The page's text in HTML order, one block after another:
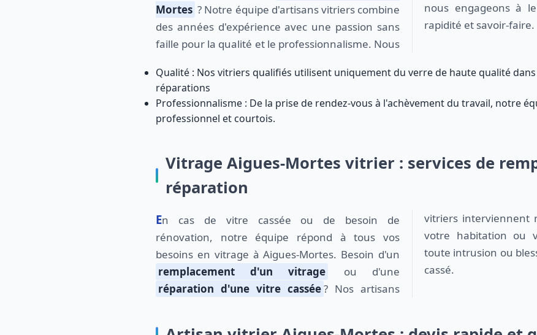
Mortes ? Notre équipe d'artisans vitriers combine
des années d'expérience avec une passion sans
faille pour la qualité et le professionnalisme. Nous
nous engageons à
rapidité et savoir-faire.
Qualité : Nos vitriers qualifiés utilisent uniquement du verre de haute qualité
réparations
Professionnalisme : De la prise de rendez-vous à l'achèvement du travail, notre
professionnel et courtois.
Vitrage Aigues-Mortes vitrier : services de
réparation
En cas de vitre cassée ou de besoin de
rénovation, notre équipe répond à tous vos
besoins en vitrage à Aigues-Mortes. Besoin d'un
remplacement d'un vitrage
ou d'une
réparation d'une vitre cassée? Nos artisans
vitriers interviennent
votre habitation ou
toute intrusion ou
cassé.